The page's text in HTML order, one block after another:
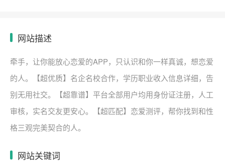
网站描述
牵手，让你能放心恋爱的APP，只认识和你一样真诚，想恋爱
的人。【超优质】名企名校合作，学历职业收入信息详细，告
别无用社交。【超靠谱】平台全部用户均用身份证注册，人工
审核，实名交友更安心。【超匹配】恋爱测评，帮你找到和性
格三观完美契合的人。
网站关键词